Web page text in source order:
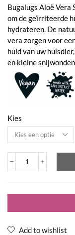
Bugalugs Aloë Vera
om de geïrriteerde
hydrateren. De
vera zorgen voor
huid van uw
en kleine
Kies
Aloe
Gel
&
aantal
Add to wishlist